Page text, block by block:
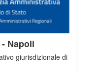
Napoli
giurisdizionale di